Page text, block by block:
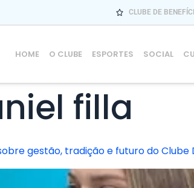
CLUBE DE
HOME O CLUBE ESPORTES SOCIAL
filla
gestão, tradição e futuro do Clube